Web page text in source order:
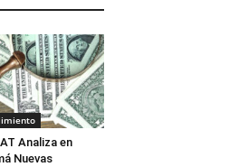
Analiza en
Nuevas